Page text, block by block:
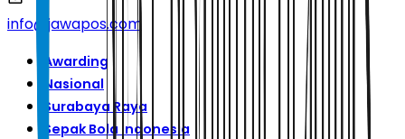
info@jawapos.com
Awarding
Nasional
Surabaya Raya
Sepak Bola Indonesia